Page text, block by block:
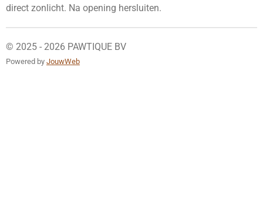
direct zonlicht. Na opening hersluiten.
© 2025 - 2026 PAWTIQUE BV
Powered by JouwWeb